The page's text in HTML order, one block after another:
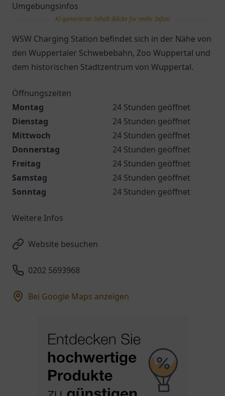
Umgebungsinfos
KI generierter Inhalt (klicke für mehr Infos)
WSW Charging Station befindet sich in der Nähe von
den Wuppertaler Schwebebahn, Zoo Wuppertal und
dem historischen Stadtzentrum von Wuppertal.
Öffnungszeiten
Montag
24 Stunden geöffnet
Dienstag
24 Stunden geöffnet
Mittwoch
24 Stunden geöffnet
Donnerstag
24 Stunden geöffnet
Freitag
24 Stunden geöffnet
Samstag
24 Stunden geöffnet
Sonntag
24 Stunden geöffnet
Weitere Infos
Website besuchen
0202 5693968
Bei Google Maps anzeigen